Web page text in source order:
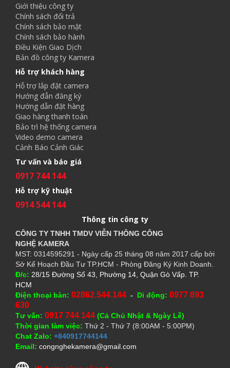
Giới thiệu công ty
Chính sách đổi trả
Chính sách bảo mật
Chính sách bảo hành
Điều Kiện Giao Dịch
Bản đồ công ty Kamera
Hỗ trợ khách hàng
Hỗ trợ lắp đặt camera
Hướng đẫn đăng ký
Hướng dẫn đặt hàng
Giao hàng thanh toán
Bảo trì hệ thống camera
Video demo camera
Cảnh Báo Cảnh Giác
Tư vấn và báo giá
0917 744 144
Hỗ trợ kỹ thuật
0914 544 144
Thông tin công ty
CÔNG TY TNHH TMDV VIỄN THÔNG CÔNG
NGHỆ KAMERA
MST: 0314595291 - Ngày cấp 25 tháng 08 năm 2017 cấp bởi
Sở Kế Hoạch Đầu Tư TP.HCM - Phòng Đăng Ký Kinh Doanh.
Đ/c: 28/15 Đường Số 43, Phường 14, Quận Gò Vấp. TP.
HCM
Điện thoại bàn: 02862.544.144 - Di động: 0977 893
630
Tư vấn: 0917 744 144 (Cả Chủ Nhật & Ngày Lễ)
Thời gian làm việc: Thứ 2 - Thứ 7 (8:00AM - 5:00PM)
Chat Zalo: +840917744144
Email: congnghekamera@gmail.com